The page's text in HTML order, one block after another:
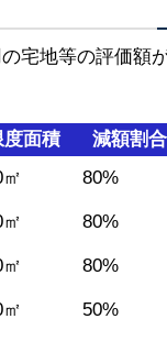
宅地等の評価額
度面積
減額割合
80%
80%
80%
50%